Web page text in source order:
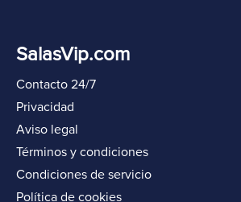
SalasVip.com
Contacto 24/7
Privacidad
Aviso legal
Términos y condiciones
Condiciones de servicio
Política de cookies